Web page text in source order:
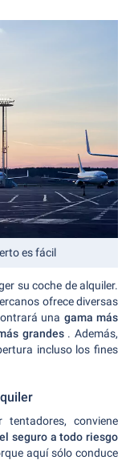
es fácil
su coche de alquiler.
ofrece diversas
una gama más
grandes . Además,
incluso los fines
conviene
seguro a todo riesgo
aquí sólo conduce